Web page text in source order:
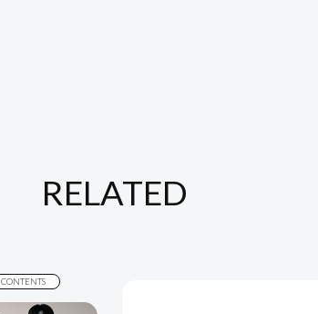
RELATED
CONTENTS